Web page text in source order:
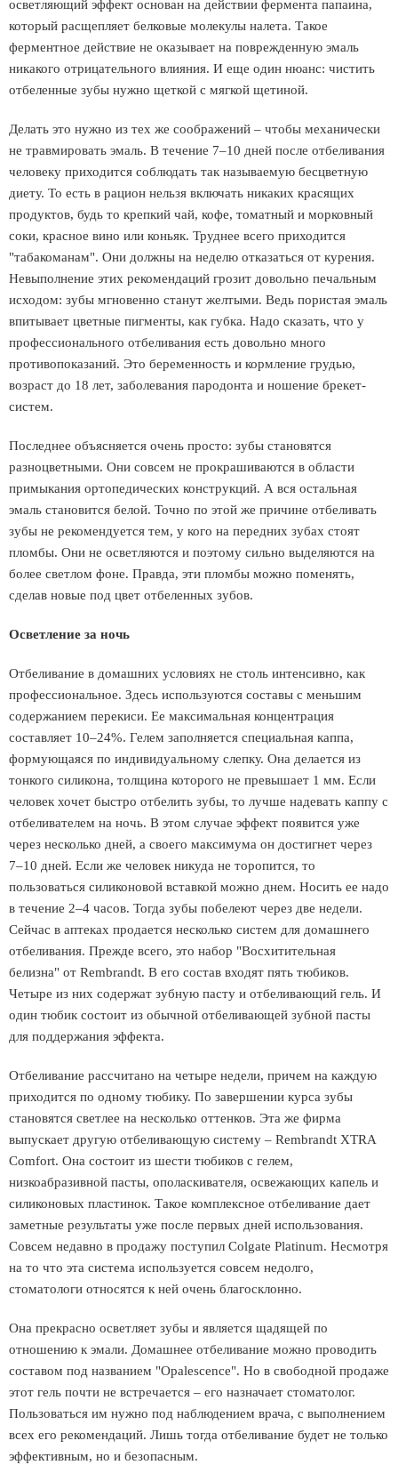
осветляющий эффект основан на действии фермента папаина,
который расщепляет белковые молекулы налета. Такое
ферментное действие не оказывает на поврежденную эмаль
никакого отрицательного влияния. И еще один нюанс: чистить
отбеленные зубы нужно щеткой с мягкой щетиной.
Делать это нужно из тех же соображений – чтобы механически
не травмировать эмаль. В течение 7–10 дней после отбеливания
человеку приходится соблюдать так называемую бесцветную
диету. То есть в рацион нельзя включать никаких красящих
продуктов, будь то крепкий чай, кофе, томатный и морковный
соки, красное вино или коньяк. Труднее всего приходится
"табакоманам". Они должны на неделю отказаться от курения.
Невыполнение этих рекомендаций грозит довольно печальным
исходом: зубы мгновенно станут желтыми. Ведь пористая эмаль
впитывает цветные пигменты, как губка. Надо сказать, что у
профессионального отбеливания есть довольно много
противопоказаний. Это беременность и кормление грудью,
возраст до 18 лет, заболевания пародонта и ношение брекет-
систем.
Последнее объясняется очень просто: зубы становятся
разноцветными. Они совсем не прокрашиваются в области
примыкания ортопедических конструкций. А вся остальная
эмаль становится белой. Точно по этой же причине отбеливать
зубы не рекомендуется тем, у кого на передних зубах стоят
пломбы. Они не осветляются и поэтому сильно выделяются на
более светлом фоне. Правда, эти пломбы можно поменять,
сделав новые под цвет отбеленных зубов.
Осветление за ночь
Отбеливание в домашних условиях не столь интенсивно, как
профессиональное. Здесь используются составы с меньшим
содержанием перекиси. Ее максимальная концентрация
составляет 10–24%. Гелем заполняется специальная каппа,
формующаяся по индивидуальному слепку. Она делается из
тонкого силикона, толщина которого не превышает 1 мм. Если
человек хочет быстро отбелить зубы, то лучше надевать каппу с
отбеливателем на ночь. В этом случае эффект появится уже
через несколько дней, а своего максимума он достигнет через
7–10 дней. Если же человек никуда не торопится, то
пользоваться силиконовой вставкой можно днем. Носить ее надо
в течение 2–4 часов. Тогда зубы побелеют через две недели.
Сейчас в аптеках продается несколько систем для домашнего
отбеливания. Прежде всего, это набор "Восхитительная
белизна" от Rembrandt. В его состав входят пять тюбиков.
Четыре из них содержат зубную пасту и отбеливающий гель. И
один тюбик состоит из обычной отбеливающей зубной пасты
для поддержания эффекта.
Отбеливание рассчитано на четыре недели, причем на каждую
приходится по одному тюбику. По завершении курса зубы
становятся светлее на несколько оттенков. Эта же фирма
выпускает другую отбеливающую систему – Rembrandt XTRA
Comfort. Она состоит из шести тюбиков с гелем,
низкоабразивной пасты, ополаскивателя, освежающих капель и
силиконовых пластинок. Такое комплексное отбеливание дает
заметные результаты уже после первых дней использования.
Совсем недавно в продажу поступил Colgate Platinum. Несмотря
на то что эта система используется совсем недолго,
стоматологи относятся к ней очень благосклонно.
Она прекрасно осветляет зубы и является щадящей по
отношению к эмали. Домашнее отбеливание можно проводить
составом под названием "Opalescence". Но в свободной продаже
этот гель почти не встречается – его назначает стоматолог.
Пользоваться им нужно под наблюдением врача, с выполнением
всех его рекомендаций. Лишь тогда отбеливание будет не только
эффективным, но и безопасным.